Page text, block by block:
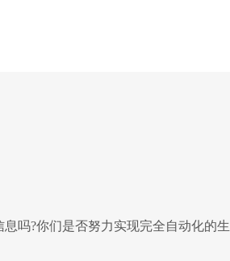
吗?你们是否努力实现完全自动化的生